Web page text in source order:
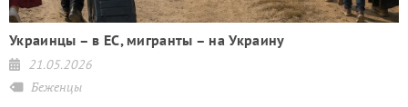
Украинцы – в ЕС, мигранты – на Украину
21.05.2026
Беженцы